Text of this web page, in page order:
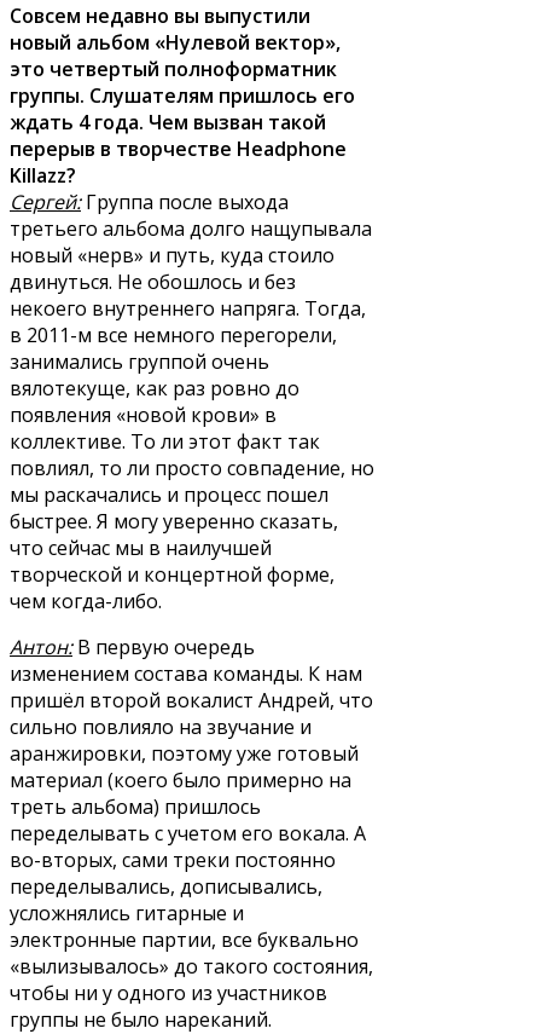
Совсем недавно вы выпустили
новый альбом «Нулевой вектор»,
это четвертый полноформатник
группы. Слушателям пришлось его
ждать 4 года. Чем вызван такой
перерыв в творчестве Headphone
Killazz?
Сергей:Группа после выхода
третьего альбома долго нащупывала
новый «нерв» и путь, куда стоило
двинуться. Не обошлось и без
некоего внутреннего напряга. Тогда,
в 2011-м все немного перегорели,
занимались группой очень
вялотекуще, как раз ровно до
появления «новой крови» в
коллективе. То ли этот факт так
повлиял, то ли просто совпадение, но
мы раскачались и процесс пошел
быстрее. Я могу уверенно сказать,
что сейчас мы в наилучшей
творческой и концертной форме,
чем когда-либо.
Антон:В первую очередь
изменением состава команды. К нам
пришёл второй вокалист Андрей, что
сильно повлияло на звучание и
аранжировки, поэтому уже готовый
материал (коего было примерно на
треть альбома) пришлось
переделывать с учетом его вокала. А
во-вторых, сами треки постоянно
переделывались, дописывались,
усложнялись гитарные и
электронные партии, все буквально
«вылизывалось» до такого состояния,
чтобы ни у одного из участников
группы не было нареканий.